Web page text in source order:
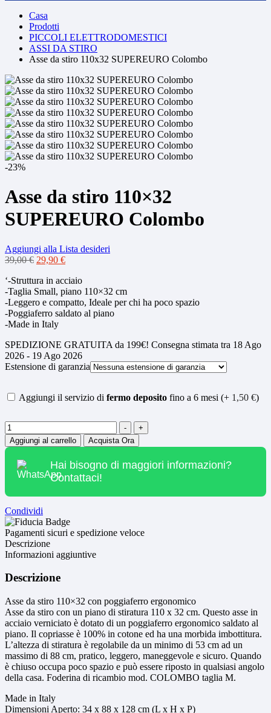
Casa
Prodotti
PICCOLI ELETTRODOMESTICI
ASSI DA STIRO
Asse da stiro 110x32 SUPEREURO Colombo
-23%
Asse da stiro 110×32
SUPEREURO Colombo
Aggiungi alla Lista desideri
39,00€ Il
originale
era:
39,00 €.
29,90 €Il
attuale
è:
29,90 €.
‘-Struttura in acciaio
-Taglia Small, piano 110×32 cm
-Leggero e compatto, Ideale per chi ha poco spazio
-Poggiaferro saldato al piano
-Made in Italy
SPEDIZIONE GRATUITA da 199€! Consegna stimata tra 18 Ago
2026 - 19 Ago 2026
Estensione di garanzia
Aggiungi il servizio di fermo deposito fino a 6 mesi (+ 1,50 €)
Quantità -
+
Aggiungi al carrello
Acquista Ora
Hai bisogno di maggiori informazioni?
Contattaci!
Condividi
Pagamenti sicuri e spedizione veloce
Descrizione
Informazioni aggiuntive
Descrizione
Asse da stiro 110×32 con poggiaferro ergonomico
Asse da stiro con un piano di stiratura 110 x 32 cm. Questo asse in
acciaio verniciato è dotato di un poggiaferro ergonomico saldato al
piano. Il copriasse è 100% in cotone ed ha una morbida imbottitura.
L’altezza di stiratura è regolabile da un minimo di 53 cm ad un
massimo di 88 cm, pratico, leggero, maneggevole e sicuro. Quando
è chiuso occupa poco spazio e può essere riposto in qualsiasi angolo
della casa. Foderina di ricambio mod. COLOMBO taglia M.
Made in Italy
Dimensioni Aperto: 34 x 88 x 128 cm (L x H x P)